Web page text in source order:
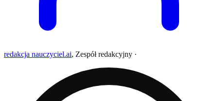
redakcja nauczyciel.ai, Zespół redakcyjny ·